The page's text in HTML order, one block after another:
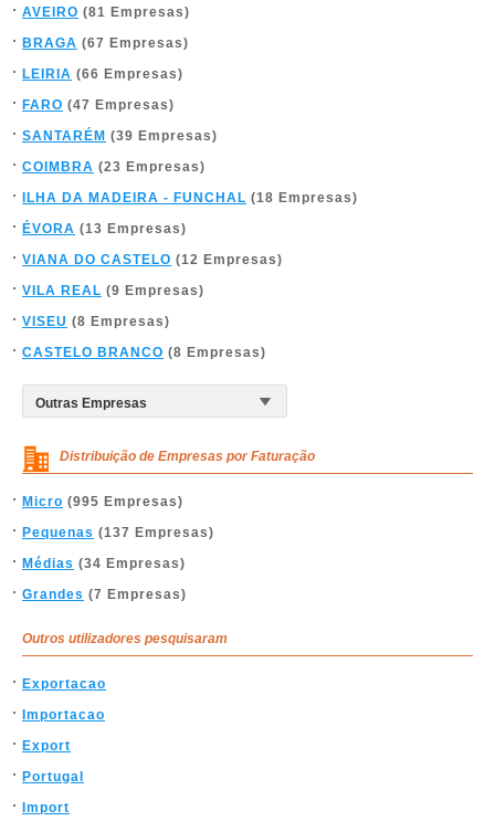
AVEIRO (81 Empresas)
BRAGA (67 Empresas)
LEIRIA (66 Empresas)
FARO (47 Empresas)
SANTARÉM (39 Empresas)
COIMBRA (23 Empresas)
ILHA DA MADEIRA - FUNCHAL (18 Empresas)
ÉVORA (13 Empresas)
VIANA DO CASTELO (12 Empresas)
VILA REAL (9 Empresas)
VISEU (8 Empresas)
CASTELO BRANCO (8 Empresas)
Distribuição de Empresas por Faturação
Micro (995 Empresas)
Pequenas (137 Empresas)
Médias (34 Empresas)
Grandes (7 Empresas)
Outros utilizadores pesquisaram
Exportacao
Importacao
Export
Portugal
Import